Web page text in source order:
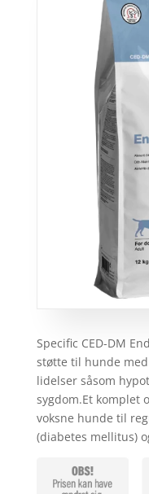
Specific CED-DM
støtte til hunde
lidelser såsom
sygdom.Et komplet
voksne hunde til
(diabetes mellitus)